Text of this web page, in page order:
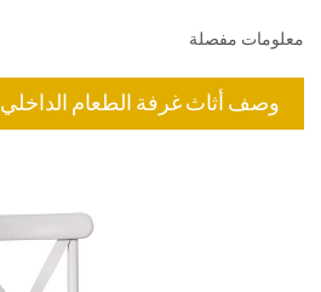
معلومات مفصلة
وصف أثاث غرفة الطعام الداخلي